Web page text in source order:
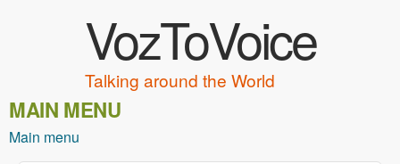
VozToVoice
Talking around the World
MAIN MENU
Main menu